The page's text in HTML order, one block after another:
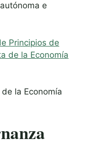
e
Principios de
de la Economía